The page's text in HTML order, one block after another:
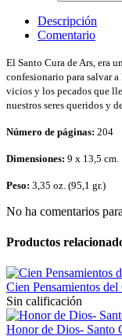
Descripción
Comentario
El Santo Cura de Ars, era
confesionario para salvar
vicios y los pecados que
nuestros seres queridos y
Número de páginas: 204
Dimensiones: 9 x 13,5 cm.
Peso: 3,35 oz. (95,1 gr.)
No ha comentarios
Productos
Cien Pensamientos
Sin calificación
Honor de Dios- Santo